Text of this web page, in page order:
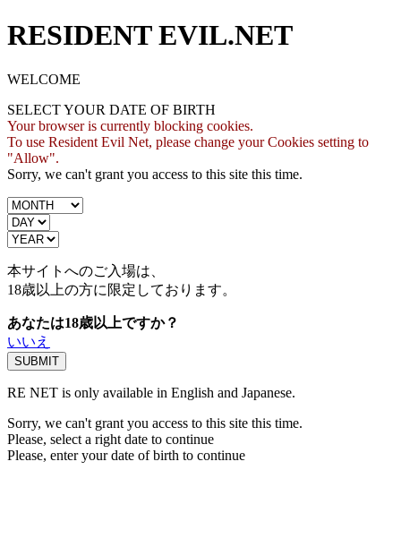
RESIDENT EVIL.NET
WELCOME
SELECT YOUR DATE OF BIRTH
Your browser is currently blocking cookies.
To use Resident Evil Net, please change your Cookies setting to
"Allow".
Sorry, we can't grant you access to this site this time.
本サイトへのご入場は、
18歳以上の方に限定しております。
あなたは18歳以上ですか？
いいえ
RE NET is only available in English and Japanese.
Sorry, we can't grant you access to this site this time.
Please, select a right date to continue
Please, enter your date of birth to continue